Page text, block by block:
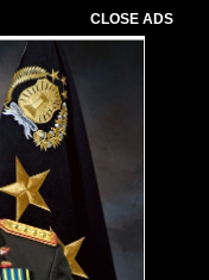
CLOSE ADS